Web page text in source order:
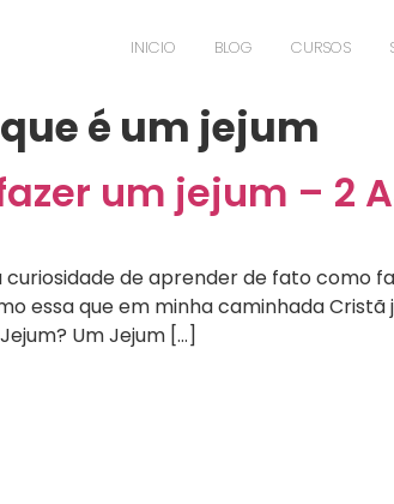
INICIO BLOG CURSOS
é um jejum
um jejum – 2
curiosidade de aprender de fato como
essa que em minha caminhada
Um Jejum […]